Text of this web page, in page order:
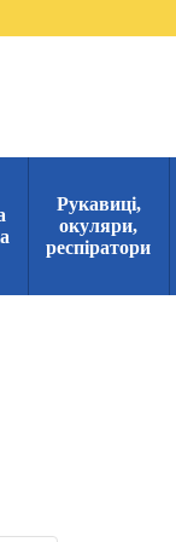
Рукавиці,
окуляри,
респіратори